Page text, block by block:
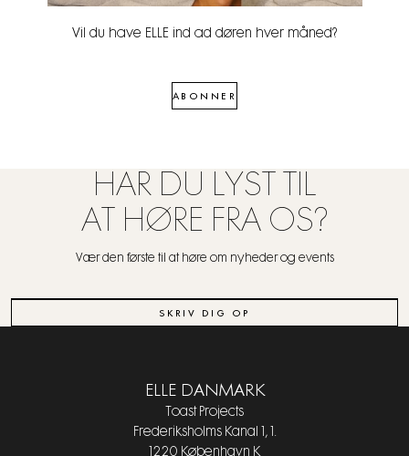
Vil du have ELLE ind ad døren hver måned?
ABONNER
HAR DU LYST TIL
AT HØRE FRA OS?
Vær den første til at høre om nyheder og events
SKRIV DIG OP
ELLE DANMARK
Toast Projects
Frederiksholms Kanal 1, 1.
1220 København K